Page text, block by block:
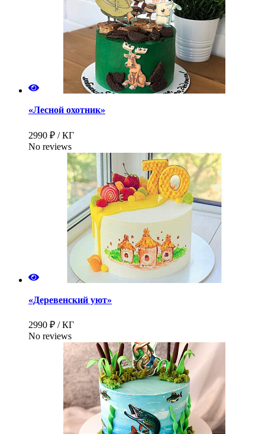
«Лесной охотник»
2990 ₽ / КГ
No reviews
«Деревенский уют»
2990 ₽ / КГ
No reviews